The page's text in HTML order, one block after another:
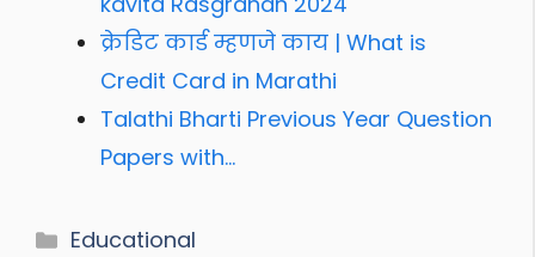
क्रेडिट कार्ड म्हणजे काय | What is
Credit Card in Marathi
Talathi Bharti Previous Year Question
Papers with…
Categories
Educational